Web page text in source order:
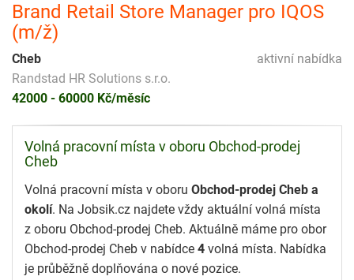
Brand Retail Store Manager pro IQOS
(m/ž)
aktivní nabídka
Cheb
Randstad HR Solutions s.r.o.
42000 - 60000 Kč/měsíc
Volná pracovní místa v oboru Obchod-prodej
Cheb
Volná pracovní místa v oboru Obchod-prodej Cheb a
okolí. Na Jobsik.cz najdete vždy aktuální volná místa
z oboru Obchod-prodej Cheb. Aktuálně máme pro obor
Obchod-prodej Cheb v nabídce 4 volná místa. Nabídka
je průběžně doplňována o nové pozice.